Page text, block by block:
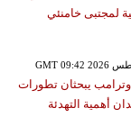
لمجتبى خامنئي
يبحثان تطورات
أهمية التهدئة